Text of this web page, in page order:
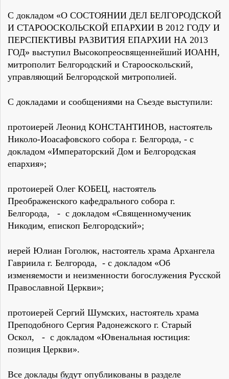
С докладом «О СОСТОЯНИИ ДЕЛ БЕЛГОРОДСКОЙ
И СТАРООСКОЛЬСКОЙ ЕПАРХИИ В 2012 ГОДУ И
ПЕРСПЕКТИВЫ РАЗВИТИЯ ЕПАРХИИ НА 2013
ГОД» выступил Высокопреосвященнейший ИОАНН,
митрополит Белгородский и Старооскольский,
управляющий Белгородской митрополией.
С докладами и сообщениями на Съезде выступили:
протоиерей Леонид КОНСТАНТИНОВ, настоятель
Николо-Иоасафовского собора г. Белгорода, - с
докладом «Императорский Дом и Белгородская
епархия»;
протоиерей Олег КОБЕЦ, настоятель
Преображенского кафедрального собора г.
Белгорода, - с докладом «Священномученик
Никодим, епископ Белгородский»;
иерей Юлиан Гоголюк, настоятель храма Архангела
Гавриила г. Белгорода, - с докладом «Об
изменяемости и неизменности богослужения Русской
Православной Церкви»;
протоиерей Сергий Шумских, настоятель храма
Преподобного Сергия Радонежского г. Старый
Оскол, - с докладом «Ювенальная юстиция:
позиция Церкви».
Все доклады будут опубликованы в разделе